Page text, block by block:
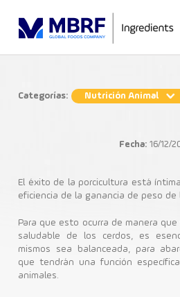
Animal Nutrition
Food Ingredients
lípidos beneficia a
Nutrición
Categorías: Nutrición Animal
Fecha: 16/12/
El éxito de la porcicultura está
eficiencia de la ganancia de peso de
Para que esto ocurra de manera
saludable de los cerdos, es
mismos sea balanceada, para
que tendrán una función
animales.